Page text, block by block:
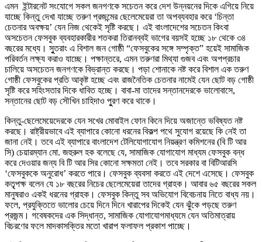
এমন ইন্টারনেট সংযোগে সকল জনগণকে সচেতন করে দেশ উন্নয়নের দিকে এগিয়ে নিয়ে
যাচ্ছে কিন্তু দেখা যাচ্ছে তরুণ প্রজন্মের ছেলেমেয়েরা তা অপব্যবহার করে ‘চিন্তা
চেতনার অবক্ষয়’ যেন নিজ থেকেই সৃষ্টি করছে। এই বাংলাদেশের সচেতন কিংবা
অসচেতন ফেসবুক ব্যবহারকারীর শতকরা তিরানব্বই ভাগের বয়সই হচ্ছে ১৮ থেকে ৩৪
বছরের মধ্যে। সুুতরাং এ বিশাল জন গোষ্ঠী “ফেসবুকের সঙ্গে সম্পৃক্ত” হয়েই সামাজিক
পরিবর্তন লক্ষ্য করাও যাচ্ছে। পক্ষান্তরে, এমন তরুণরা মিথ্যা গুজব এবং অপপ্রচার
চালিয়ে অসচেতন জনগণকে বিভ্রান্ত করছে। পড়া শোনাকে নষ্ট করে বিশাল এক তরুণ
গোষ্ঠী ফেসবুকের প্রতি আকৃষ্ট হচ্ছে এবং রাজনৈতিক চেতনার নামেই যেন ছোট বড় গোষ্ঠী
সৃষ্টি করে সহিংসতার দিকে ধাবিত হচ্ছে। বাবা-মা তাদের সন্তানদেরকে ভালোবাসে,
সন্তানের ছোট বড় সৌখিন চাহিদাও পুুরণ করে থাকে।
কিন্তু-ছেলেমেয়েদেরকে যেন সখের মোবাইল ফোন কিনে দিয়ে অজান্তে ভবিষ্যত নষ্ট
করছে। রাষ্ট্রীয়ভাবে এই ব্যাপারে কোনো ধরনের বিকল্প পথে সুযোগ রয়েছে কি নেই তা
জানা নেই। তবে এই ব্যাপারে বাংলাদেশ টেলিযোগাযোগ নিয়ন্ত্রণ কমিশনের (বি টি আর
সি) চেয়ারম্যান মো. জহুরুল হক বলেছে যে, সামাজিক যোগাযোগ মাধ্যম ফেসবুক বন্ধ
করে দেওয়ার জন্য বি টি আর সির কোনো সক্ষমতা নেই। তবে সরকার বা বিটিআরসি
‘ফেসবুককে অনুরোধ’ করতে পারে। ফেসবুক ব্যবসা করতে এই দেশে এসেছে। ফেসবুক
কতৃৃপক্ষ বলেন যে ১৮ বছরের নিচের ছেলেমেয়েরা তাদের গ্রাহক। আবার ৬৫ বছরের সকল
মানুষরাও একই ধরনের গ্রাহক। ফেসবুক কিন্তু সব অভিযোগ বিবেচনায় নিতে বাধ্য নয়।
ফলে, প্রযুক্তিতে ভালোর চেয়ে দিনে দিনে খারাপের দিকেই যেন ঝুঁকে পড়ছে তরুণ
প্রজন্ম। গবেষকদের এক সিদ্ধান্ত, সামাজিক যোগাযোগমাধ্যমে যেন অতিমাত্রায়
বিচরণের ফলে মাদকাসক্তির মতো খারাপ ফলাফল প্রকাশ পাচ্ছে।